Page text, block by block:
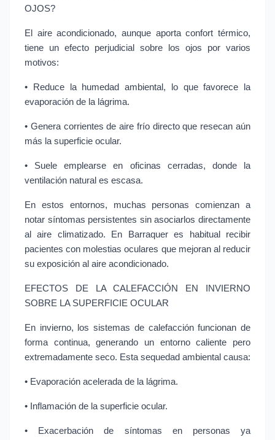
OJOS?
El aire acondicionado, aunque aporta confort térmico,
tiene un efecto perjudicial sobre los ojos por varios
motivos:
• Reduce la humedad ambiental, lo que favorece la
evaporación de la lágrima.
• Genera corrientes de aire frío directo que resecan aún
más la superficie ocular.
• Suele emplearse en oficinas cerradas, donde la
ventilación natural es escasa.
En estos entornos, muchas personas comienzan a
notar síntomas persistentes sin asociarlos directamente
al aire climatizado. En Barraquer es habitual recibir
pacientes con molestias oculares que mejoran al reducir
su exposición al aire acondicionado.
EFECTOS DE LA CALEFACCIÓN EN INVIERNO
SOBRE LA SUPERFICIE OCULAR
En invierno, los sistemas de calefacción funcionan de
forma continua, generando un entorno caliente pero
extremadamente seco. Esta sequedad ambiental causa:
• Evaporación acelerada de la lágrima.
• Inflamación de la superficie ocular.
• Exacerbación de síntomas en personas ya